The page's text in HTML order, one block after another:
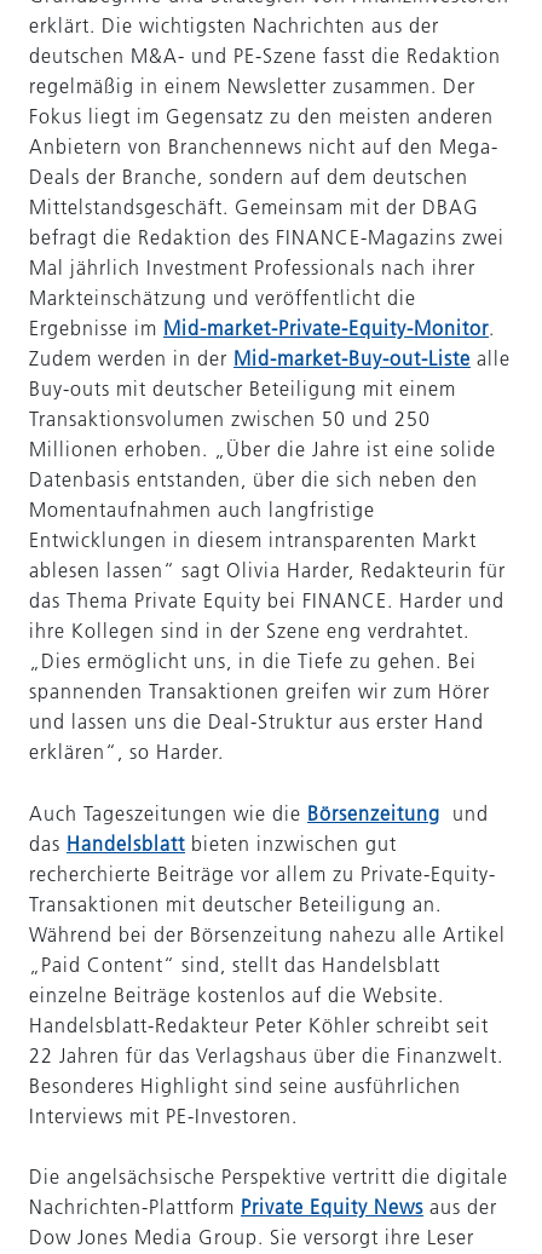
erklärt. Die wichtigsten Nachrichten aus der
deutschen M&A- und PE-Szene fasst die Redaktion
regelmäßig in einem Newsletter zusammen. Der
Fokus liegt im Gegensatz zu den meisten anderen
Anbietern von Branchennews nicht auf den Mega-
Deals der Branche, sondern auf dem deutschen
Mittelstandsgeschäft. Gemeinsam mit der DBAG
befragt die Redaktion des FINANCE-Magazins zwei
Mal jährlich Investment Professionals nach ihrer
Markteinschätzung und veröffentlicht die
Ergebnisse im Mid-market-Private-Equity-Monitor.
Zudem werden in der Mid-market-Buy-out-Liste alle
Buy-outs mit deutscher Beteiligung mit einem
Transaktionsvolumen zwischen 50 und 250
Millionen erhoben. „Über die Jahre ist eine solide
Datenbasis entstanden, über die sich neben den
Momentaufnahmen auch langfristige
Entwicklungen in diesem intransparenten Markt
ablesen lassen“ sagt Olivia Harder, Redakteurin für
das Thema Private Equity bei FINANCE. Harder und
ihre Kollegen sind in der Szene eng verdrahtet.
„Dies ermöglicht uns, in die Tiefe zu gehen. Bei
spannenden Transaktionen greifen wir zum Hörer
und lassen uns die Deal-Struktur aus erster Hand
erklären“, so Harder.
Auch Tageszeitungen wie die Börsenzeitung und
das Handelsblatt bieten inzwischen gut
recherchierte Beiträge vor allem zu Private-Equity-
Transaktionen mit deutscher Beteiligung an.
Während bei der Börsenzeitung nahezu alle Artikel
„Paid Content“ sind, stellt das Handelsblatt
einzelne Beiträge kostenlos auf die Website.
Handelsblatt-Redakteur Peter Köhler schreibt seit
22 Jahren für das Verlagshaus über die Finanzwelt.
Besonderes Highlight sind seine ausführlichen
Interviews mit PE-Investoren.
Die angelsächsische Perspektive vertritt die digitale
Nachrichten-Plattform Private Equity News aus der
Dow Jones Media Group. Sie versorgt ihre Leser